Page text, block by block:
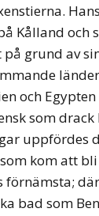
Kålland och
på grund av
och
som drack
uppfördes
kom att
förnämsta;
bad som